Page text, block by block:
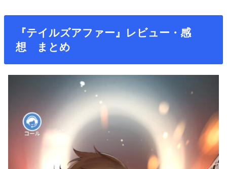
『テイルズアファー』レビュー・感
想 まとめ